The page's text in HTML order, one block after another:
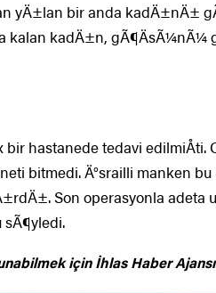
yÄ±lan bir anda kadÄ±nÄ±
kalan kadÄ±n,
hastanede tedavi edilmiÅti.
bitmedi. Ä°srailli manken
Son operasyonla adeta
sÃ¶yledi.
için İhlas Haber